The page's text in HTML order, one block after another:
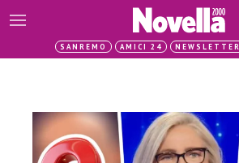
SANREMO AMICI 24 NEWSLETTER